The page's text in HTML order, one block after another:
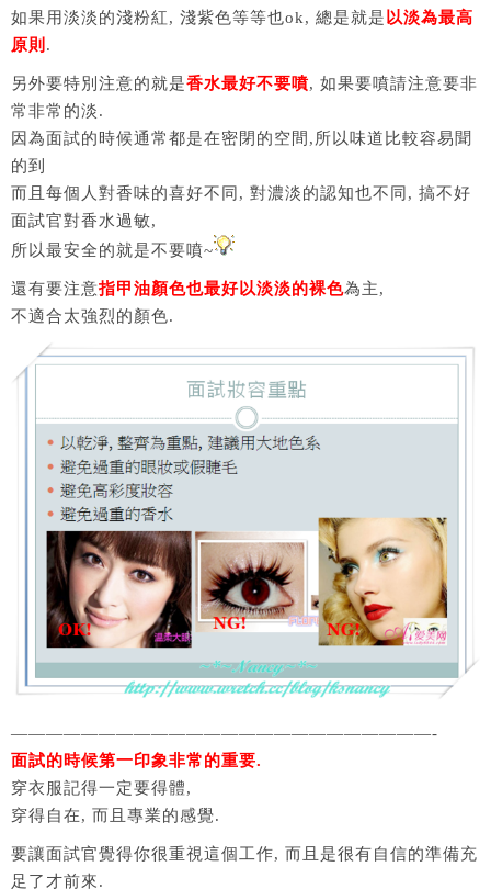
如果用淡淡的淺粉紅, 淺紫色等等也ok, 總是就是 以淡為最高
原則 .
另外要特別注意的就是香水最好不要噴, 如果要噴請注意要非
常非常的淡.
因為面試的時候通常都是在密閉的空間,所以味道比較容易聞
的到
而且每個人對香味的喜好不同, 對濃淡的認知也不同, 搞不好
面試官對香水過敏,
所以最安全的就是不要噴~
還有要注意指甲油顏色也最好以淡淡的裸色為主,
不適合太強烈的顏色.
————————————————————————-
面試的時候第一印象非常的重要.
穿衣服記得一定要得體,
穿得自在, 而且專業的感覺.
要讓面試官覺得你很重視這個工作, 而且是很有自信的準備充
足了才前來.